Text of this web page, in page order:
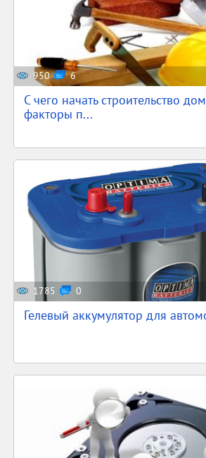
950 6
С чего начать строительство
факторы п...
1785 0
Гелевый аккумулятор для